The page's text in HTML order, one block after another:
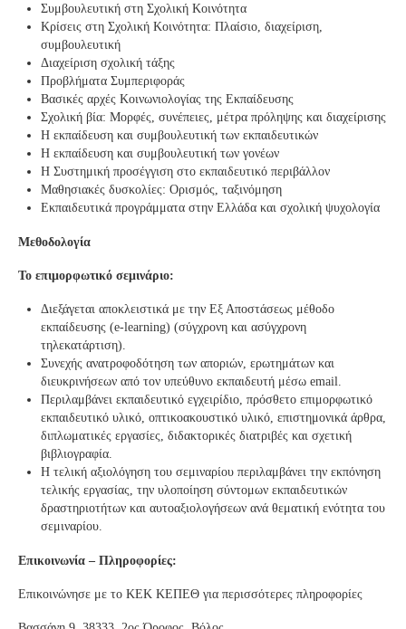
Συμβουλευτική στη Σχολική Κοινότητα
Κρίσεις στη Σχολική Κοινότητα: Πλαίσιο, διαχείριση,
συμβουλευτική
Διαχείριση σχολική τάξης
Προβλήματα Συμπεριφοράς
Βασικές αρχές Κοινωνιολογίας της Εκπαίδευσης
Σχολική βία: Μορφές, συνέπειες, μέτρα πρόληψης και διαχείρισης
Η εκπαίδευση και συμβουλευτική των εκπαιδευτικών
Η εκπαίδευση και συμβουλευτική των γονέων
Η Συστημική προσέγγιση στο εκπαιδευτικό περιβάλλον
Μαθησιακές δυσκολίες: Ορισμός, ταξινόμηση
Εκπαιδευτικά προγράμματα στην Ελλάδα και σχολική ψυχολογία
Μεθοδολογία
Το επιμορφωτικό σεμινάριο:
Διεξάγεται αποκλειστικά με την Εξ Αποστάσεως μέθοδο
εκπαίδευσης (e-learning) (σύγχρονη και ασύγχρονη
τηλεκατάρτιση).
Συνεχής ανατροφοδότηση των αποριών, ερωτημάτων και
διευκρινήσεων από τον υπεύθυνο εκπαιδευτή μέσω email.
Περιλαμβάνει εκπαιδευτικό εγχειρίδιο, πρόσθετο επιμορφωτικό
εκπαιδευτικό υλικό, οπτικοακουστικό υλικό, επιστημονικά άρθρα,
διπλωματικές εργασίες, διδακτορικές διατριβές και σχετική
βιβλιογραφία.
Η τελική αξιολόγηση του σεμιναρίου περιλαμβάνει την εκπόνηση
τελικής εργασίας, την υλοποίηση σύντομων εκπαιδευτικών
δραστηριοτήτων και αυτοαξιολογήσεων ανά θεματική ενότητα του
σεμιναρίου.
Επικοινωνία – Πληροφορίες:
Επικοινώνησε με το ΚΕΚ ΚΕΠΕΘ για περισσότερες πληροφορίες